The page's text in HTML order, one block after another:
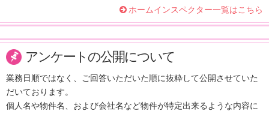
ホームインスペクター一覧はこちら
アンケートの公開について
業務日順ではなく、ご回答いただいた順に抜粋して公開させていた
だいております。
個人名や物件名、および会社名など物件が特定出来るような内容に